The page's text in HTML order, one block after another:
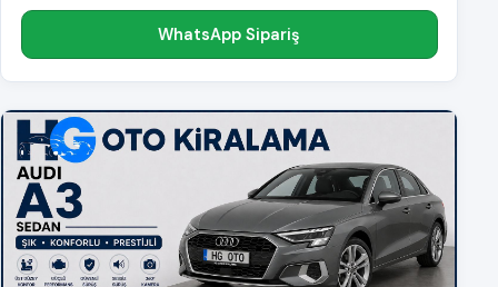
WhatsApp Sipariş